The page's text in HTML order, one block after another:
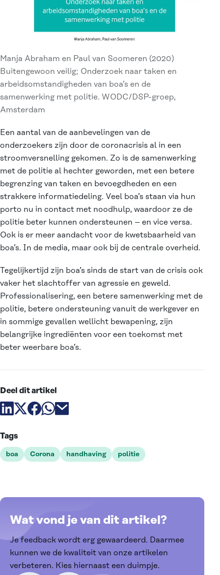
Manja Abraham en Paul van Soomeren (2020)
Buitengewoon veilig; Onderzoek naar taken en
arbeidsomstandigheden van boa’s en de
samenwerking met politie. WODC/DSP-groep,
Amsterdam
Een aantal van de aanbevelingen van de
onderzoekers zijn door de coronacrisis al in een
stroomversnelling gekomen. Zo is de samenwerking
met de politie al hechter geworden, met een betere
begrenzing van taken en bevoegdheden en een
strakkere informatiedeling. Veel boa’s staan via hun
porto nu in contact met noodhulp, waardoor ze de
politie beter kunnen ondersteunen – en vice versa.
Ook is er meer aandacht voor de kwetsbaarheid van
boa’s. In de media, maar ook bij de centrale overheid.
Tegelijkertijd zijn boa’s sinds de start van de crisis ook
vaker het slachtoffer van agressie en geweld.
Professionalisering, een betere samenwerking met de
politie, betere ondersteuning vanuit de werkgever en
in sommige gevallen wellicht bewapening, zijn
belangrijke ingrediënten voor een toekomst met
beter weerbare boa’s.
Deel dit artikel
Tags
boa Corona handhaving politie
Wat vond je van dit artikel?
Je feedback wordt erg gewaardeerd. Daarmee
kunnen we de kwaliteit van onze artikelen
verbeteren. Kies hiernaast een duimpje.